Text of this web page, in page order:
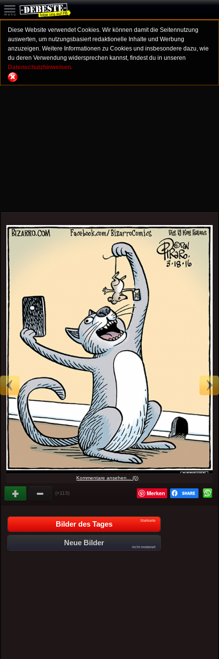
Diese Website verwendet Cookies. Wir können damit die Seitennutzung
auswerten, um nutzungsbasiert redaktionelle Inhalte und Werbung
anzuzeigen. Weitere Informationen zu Cookies und insbesondere dazu, wie
du deren Verwendung widersprechen kannst, findest du in unseren
Datenschutzhinweisen.
Kommentare ansehen... (0)
(+113) Merken
Bilder des Tages Startseite
Neue Bilder
nicht moderiert